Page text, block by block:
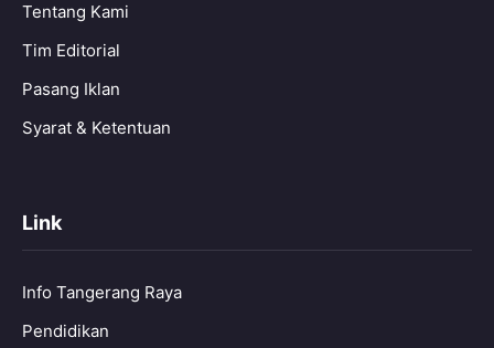
Tentang Kami
Tim Editorial
Pasang Iklan
Syarat & Ketentuan
Link
Info Tangerang Raya
Pendidikan